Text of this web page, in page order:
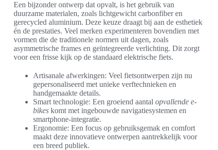
Een bijzonder ontwerp dat opvalt, is het gebruik van
duurzame materialen, zoals lichtgewicht carbonfiber en
gerecycled aluminium. Deze keuze draagt bij aan de esthetiek
én de prestaties. Veel merken experimenteren bovendien met
vormen die de traditionele normen uit dagen, zoals
asymmetrische frames en geïntegreerde verlichting. Dit zorgt
voor een frisse kijk op de standaard elektrische fiets.
Artisanale afwerkingen: Veel fietsontwerpen zijn nu
gepersonaliseerd met unieke verftechnieken en
handgemaakte details.
Smart technologie: Een groeiend aantal opvallende e-
bikes komt met ingebouwde navigatiesystemen en
smartphone-integratie.
Ergonomie: Een focus op gebruiksgemak en comfort
maakt deze innovatieve ontwerpen aantrekkelijk voor
een breed publiek.